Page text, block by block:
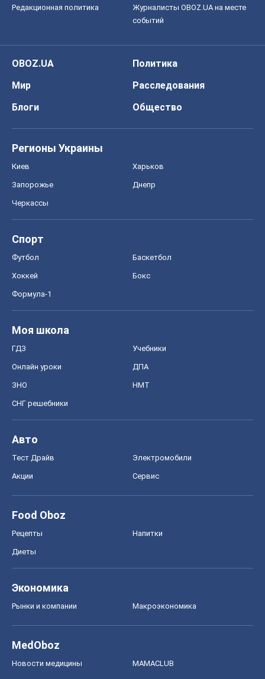
Редакционная политика
Журналисты OBOZ.UA на месте
событий
OBOZ.UA
Политика
Мир
Расследования
Блоги
Общество
Регионы Украины
Киев Харьков
Запорожье Днепр
Черкассы
Спорт
Футбол Баскетбол
Хоккей Бокс
Формула-1
Моя школа
ГДЗ Учебники
Онлайн уроки ДПА
ЗНО НМТ
СНГ решебники
Авто
Тест Драйв Электромобили
Акции Сервис
Food Oboz
Рецепты Напитки
Диеты
Экономика
Рынки и компании Mакроэкономика
MedOboz
Новости медицины MAMACLUB